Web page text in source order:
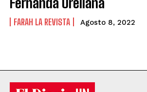
FARAH LA REVISTA Agosto 8, 2022